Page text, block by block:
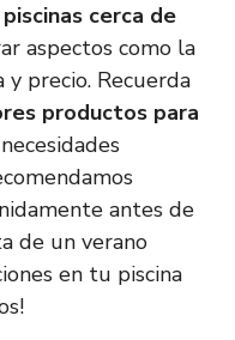
cerca de
aspectos como la
y precio. Recuerda
productos para
antes de
de un verano
en tu piscina